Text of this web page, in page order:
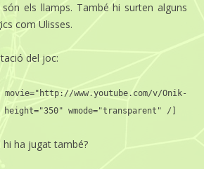
els llamps. També hi surten alguns
com Ulisses.
del joc:
www.youtube.com/v/Onik-
height="350" wmode="transparent" /]
hi ha jugat també?